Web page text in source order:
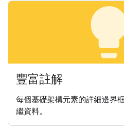
豐富註解
每個基礎架構元素的詳細邊界
繼資料。